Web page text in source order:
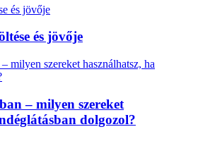
és jövője
– milyen szereket
dolgozol?